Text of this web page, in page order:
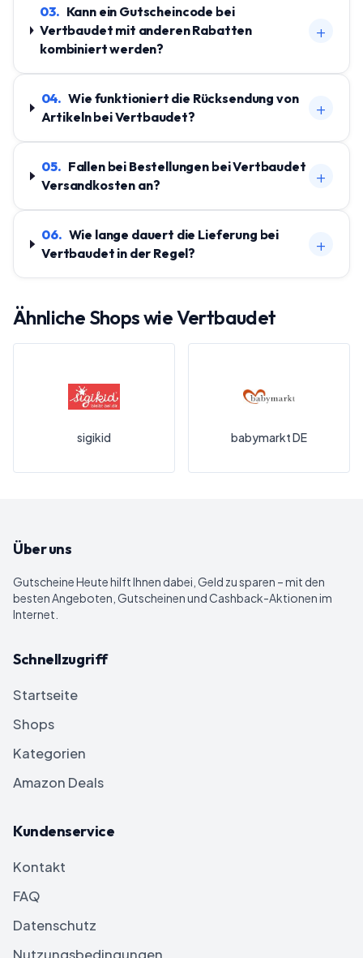
03. Kann ein Gutscheincode bei
Vertbaudet mit anderen Rabatten
kombiniert werden?
+
04. Wie funktioniert die Rücksendung von
Artikeln bei Vertbaudet?
+
05. Fallen bei Bestellungen bei Vertbaudet
Versandkosten an?
+
06. Wie lange dauert die Lieferung bei
Vertbaudet in der Regel?
+
Ähnliche Shops wieVertbaudet
sigikid babymarkt DE
Über uns
Gutscheine Heutehilft Ihnen dabei, Geld zu sparen – mit den
besten Angeboten, Gutscheinen und Cashback-Aktionen im
Internet.
Schnellzugriff
Startseite
Shops
Kategorien
Amazon Deals
Kundenservice
Kontakt
FAQ
Datenschutz
Nutzungsbedingungen